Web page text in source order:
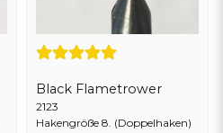
Black Flametrower
2123
Hakengröße 8. (Doppelhaken)